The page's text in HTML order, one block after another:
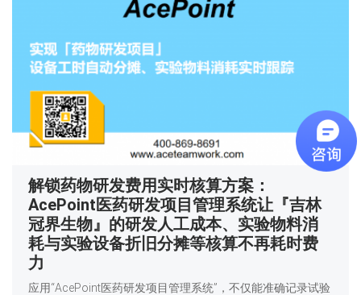
解锁药物研发费用实时核算方案：
AcePoint医药研发项目管理系统让『吉林
冠界生物』的研发人工成本、实验物料消
耗与实验设备折旧分摊等核算不再耗时费
力
应用“AcePoint医药研发项目管理系统”，不仅能准确记录试验